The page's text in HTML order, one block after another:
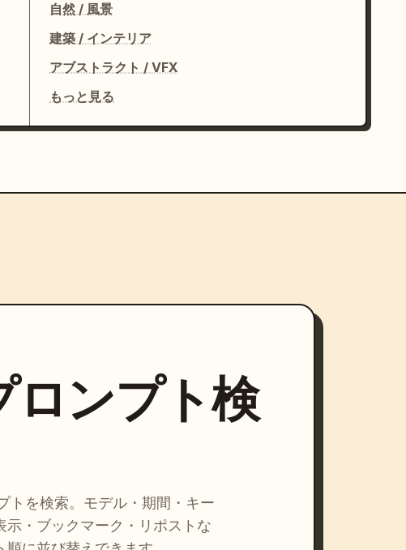
自然 / 風景
建築 / インテリア
アブストラクト / VFX
もっと見る
ロンプト検
トを検索。モデル・期間・キー
示・ブックマーク・リポストな